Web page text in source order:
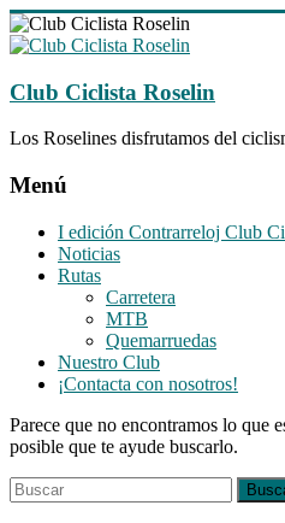
Saltar
al
Club Ciclista Roselin
Los Roselines disfrutamos del
Menú
I edición Contrarreloj Club
Noticias
Rutas
Carretera
MTB
Quemarruedas
Nuestro Club
¡Contacta con nosotros!
Parece que no encontramos lo que
posible que te ayude buscarlo.